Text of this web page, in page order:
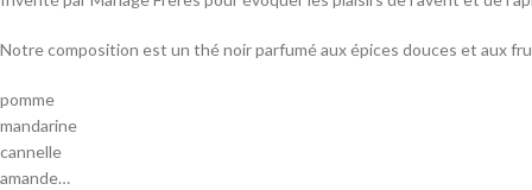
Notre composition est un thé noir parfumé aux épices douces et aux
pomme
mandarine
cannelle
amande…